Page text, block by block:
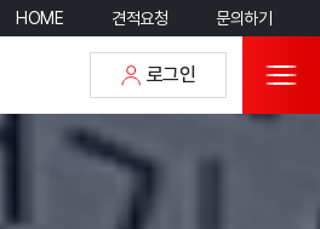
HOME 견적요청 문의하기
로그인